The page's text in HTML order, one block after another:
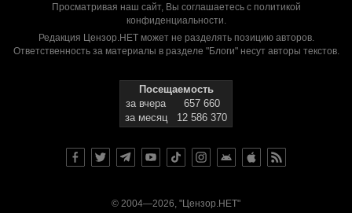
Просматривая наш сайт, Вы соглашаетесь с политикой
конфиденциальности.
Редакция Цензор.НЕТ может не разделять позицию авторов.
Ответственность за материалы в разделе "Блоги" несут авторы текстов.
Посещаемость
за вчера
657 660
за месяц
12 586 370
© 2004—2026, "Цензор.НЕТ"